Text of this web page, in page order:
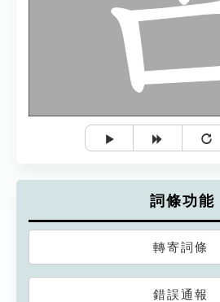
詞條功能
轉寄詞條
錯誤通報